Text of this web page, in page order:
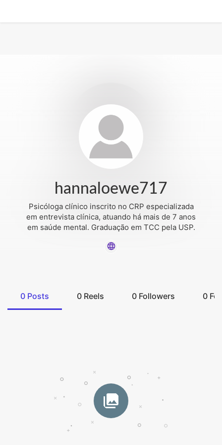
hannaloewe717
Psicóloga clínico inscrito no CRP especializada
em entrevista clínica, atuando há mais de 7 anos
em saúde mental. Graduação em TCC pela USP.
0 Posts 0 Reels 0 Followers 0